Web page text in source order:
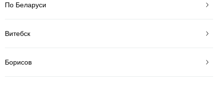
По Беларуси
Витебск
Борисов